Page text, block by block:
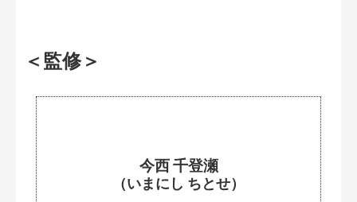
＜監修＞
今西 千登瀬
（いまにし ちとせ）